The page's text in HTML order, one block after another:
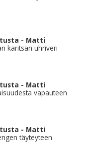
- Matti
karitsan uhriveri
- Matti
vapauteen
- Matti
täyteyteen